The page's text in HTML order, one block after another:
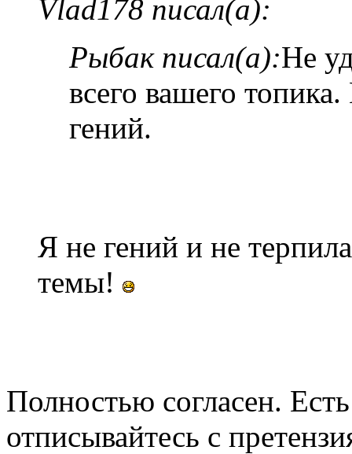
Vlad178 писал(а):
Рыбак писал(а):Не
всего вашего
гений.
Я не гений и не
темы!
Полностью согласен.
отписывайтесь с